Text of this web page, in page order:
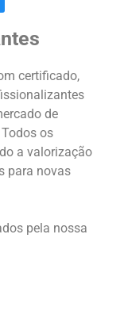
certificado,
de
os
a valorização
para novas
pela nossa